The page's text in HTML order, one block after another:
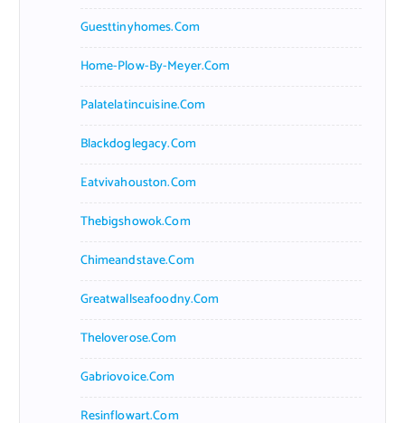
Guesttinyhomes.com
Home-Plow-By-Meyer.com
Palatelatincuisine.com
Blackdoglegacy.com
Eatvivahouston.com
Thebigshowok.com
Chimeandstave.com
Greatwallseafoodny.com
Theloverose.com
Gabriovoice.com
Resinflowart.com